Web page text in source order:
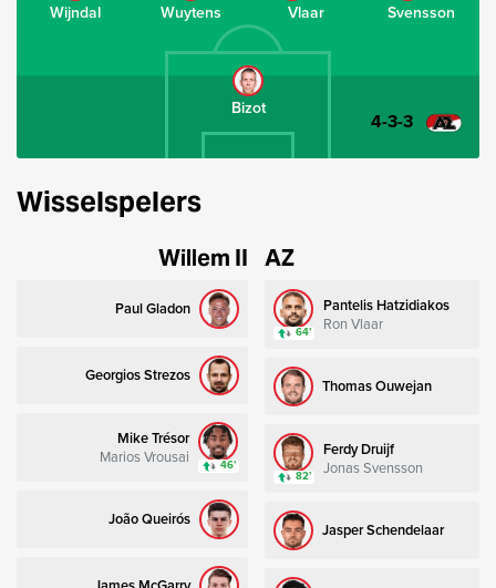
Bizot
Svensson
Vlaar
Wuytens
Wijndal
4-3-3
Wisselspelers
Willem II
Paul Gladon
Georgios Strezos
Mike Trésor
Marios Vrousai 46’
João Queirós
AZ
Pantelis Hatzidiakos
Ron Vlaar
64’
Thomas Ouwejan
Ferdy Druijf
Jonas Svensson
82’
Jasper Schendelaar